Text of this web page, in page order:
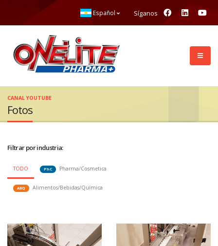
Español Síganos
Fotos
CANAL YOUTUBE
Filtrar por industria:
TODO PhC Pharma/Cosmetica
ABQ Alimentos/Bebidas/Química